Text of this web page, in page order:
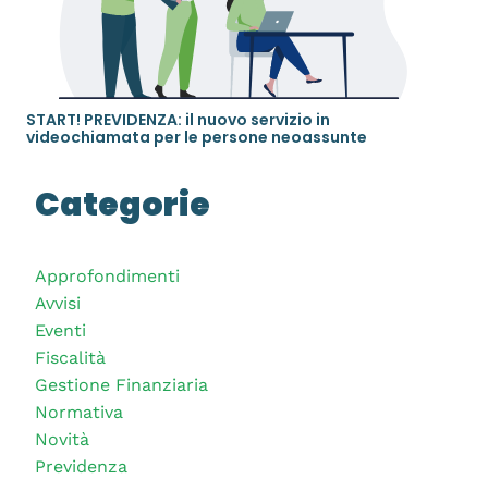
START! PREVIDENZA: il nuovo servizio in
videochiamata per le persone neoassunte
Categorie
Approfondimenti
Avvisi
Eventi
Fiscalità
Gestione Finanziaria
Normativa
Novità
Previdenza